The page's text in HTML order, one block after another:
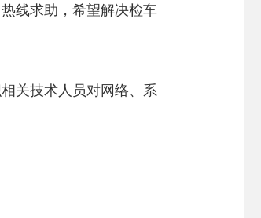
线求助，希望解决检车
关技术人员对网络、系